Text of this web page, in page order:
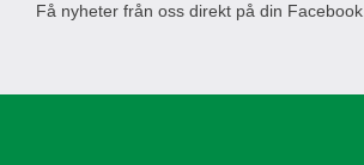
Få nyheter från oss direkt på din Facebook.